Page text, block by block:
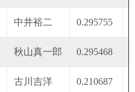
中井裕二 0.295755
秋山真一郎 0.295468
古川吉洋 0.210687